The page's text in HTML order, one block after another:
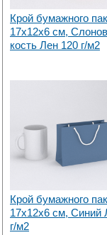
Крой бумажного
17х12x6 см,
кость Лен 120 г/м2
Крой бумажного
17х12x6 см, Синий
г/м2